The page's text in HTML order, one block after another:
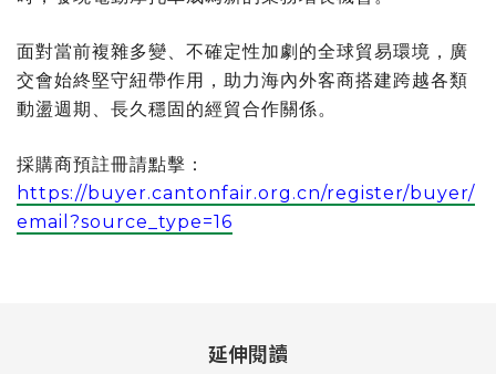
面對當前複雜多變、不確定性加劇的全球貿易環境，廣
交會始終堅守紐帶作用，助力海內外客商搭建跨越各類
動盪週期、長久穩固的經貿合作關係。
採購商預註冊請點擊：
https://buyer.cantonfair.org.cn/register/buyer/
email?source_type=16
延伸閱讀